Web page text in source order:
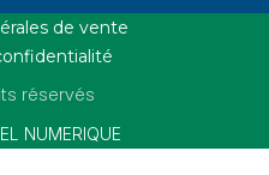
de vente
réservés
NUMERIQUE